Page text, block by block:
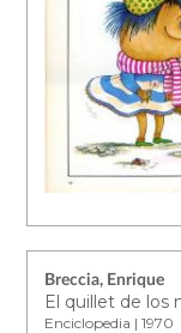
Breccia, Enrique
El quillet de los
Enciclopedia | 1970